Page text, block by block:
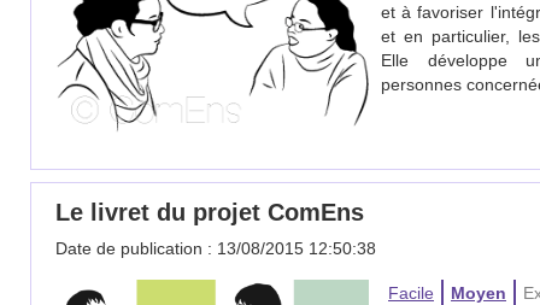
et à favoriser
et en particulier,
Elle développe
personnes
Le livret du projet ComEns
Date de publication : 13/08/2015 12:50:38
Facile Moyen